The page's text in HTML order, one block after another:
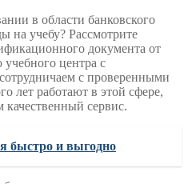
в области банковского
на учебу? Рассмотрите
документа от
центра с
с проверенными
лет работают в этой сфере,
качественный сервис.
быстро и выгодно